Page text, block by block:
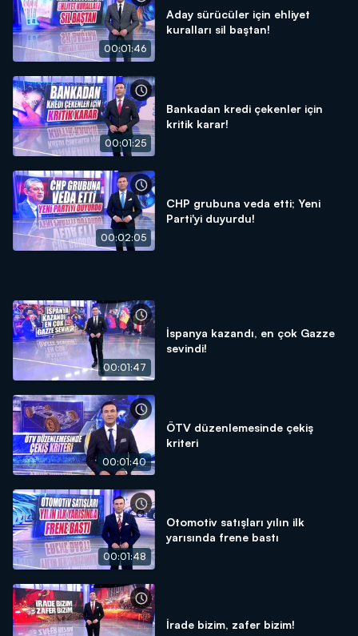
00:01:46
Aday sürücüler için ehliyet
kuralları sil baştan!
00:01:25
Bankadan kredi çekenler için
kritik karar!
00:02:05
CHP grubuna veda etti; Yeni
Parti'yi duyurdu!
00:01:47
İspanya kazandı, en çok Gazze
sevindi!
00:01:40
ÖTV düzenlemesinde çekiş
kriteri
00:01:48
Otomotiv satışları yılın ilk
yarısında frene bastı
İrade bizim, zafer bizim!